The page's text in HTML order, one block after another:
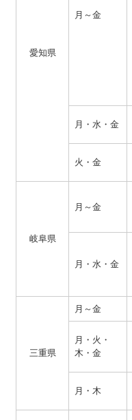
愛知県
月～金
月・水・金
火・金
岐阜県
月～金
月・水・金
三重県
月～金
月・火・
木・金
月・木